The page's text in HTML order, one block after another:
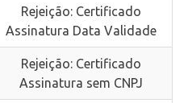
Rejeição: Certificado
Assinatura Data Validade
Rejeição: Certificado
Assinatura sem CNPJ